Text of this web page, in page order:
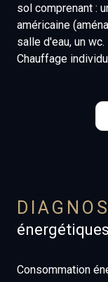
sol comprenant :
américaine
salle d'eau, un wc.
Chauffage
Les informations
énergétiques
Consommation